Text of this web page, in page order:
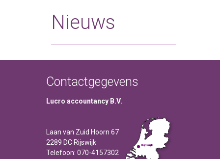
Nieuws
Contactgegevens
Lucro accountancy B.V.
Laan van Zuid Hoorn 67
2289 DC Rijswijk
Telefoon: 070-4157302